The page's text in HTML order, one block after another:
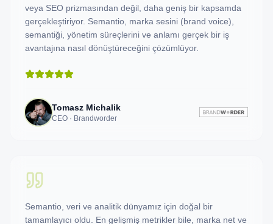
veya SEO prizmasından değil, daha geniş bir kapsamda
gerçekleştiriyor. Semantio, marka sesini (brand voice),
semantiği, yönetim süreçlerini ve anlamı gerçek bir iş
avantajına nasıl dönüştüreceğini çözümlüyor.
Tomasz Michalik
CEO · Brandworder
Semantio, veri ve analitik dünyamız için doğal bir
tamamlayıcı oldu. En gelişmiş metrikler bile, marka net ve